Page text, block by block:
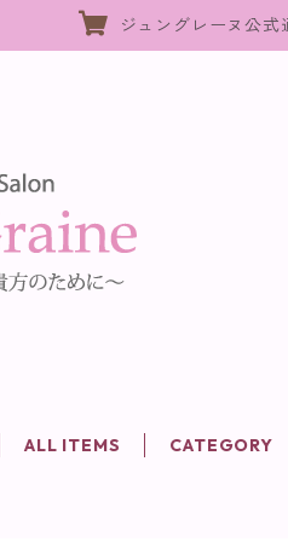
ジュングレーヌ公
ALL ITEMS CATEGORY